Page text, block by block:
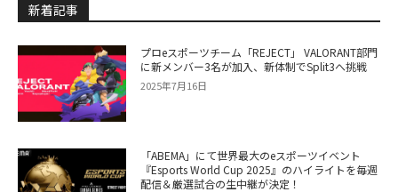
新着記事
プロeスポーツチーム「REJECT」 VALORANT部門
に新メンバー3名が加入、新体制でSplit3へ挑戦
2025年7月16日
「ABEMA」にて世界最大のeスポーツイベント
『Esports World Cup 2025』のハイライトを毎週
配信＆厳選試合の生中継が決定！